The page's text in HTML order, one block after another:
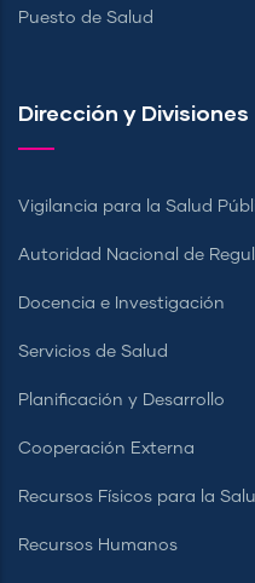
Puesto de Salud
Dirección y Divisiones
Vigilancia para la Salud
Autoridad Nacional de
Docencia e Investigación
Servicios de Salud
Planificación y Desarrollo
Cooperación Externa
Recursos Físicos para la
Recursos Humanos